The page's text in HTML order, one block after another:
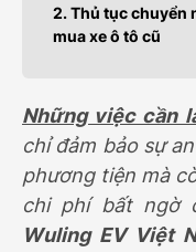
2. Thủ tục chuyển
mua xe ô tô cũ
Những việc cần
chỉ đảm bảo sự
phương tiện mà
chi phí bất ngờ
Wuling EV Việt